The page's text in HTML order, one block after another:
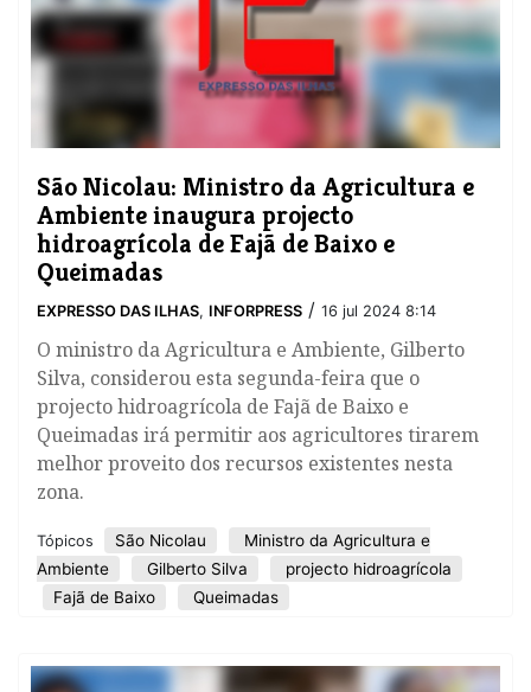
São Nicolau: Ministro da Agricultura e
Ambiente inaugura projecto
hidroagrícola de Fajã de Baixo e
Queimadas
EXPRESSO DAS ILHAS, INFORPRESS / 16 jul 2024 8:14
O ministro da Agricultura e Ambiente, Gilberto
Silva, considerou esta segunda-feira que o
projecto hidroagrícola de Fajã de Baixo e
Queimadas irá permitir aos agricultores tirarem
melhor proveito dos recursos existentes nesta
zona.
Tópicos São Nicolau
Ministro da Agricultura e
Ambiente
Gilberto Silva
projecto hidroagrícola
Fajã de Baixo
Queimadas